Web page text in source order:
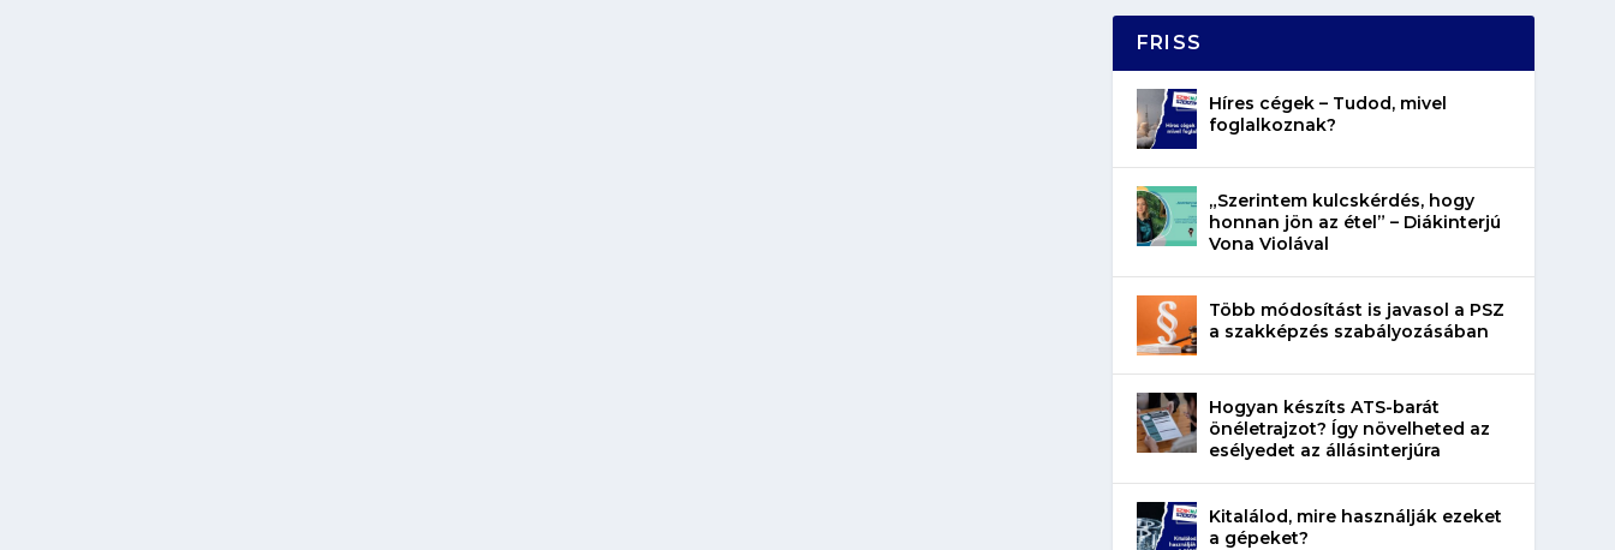
FRISS
Híres cégek – Tudod, mivel
foglalkoznak?
„Szerintem kulcskérdés, hogy
honnan jön az étel” – Diákinterjú
Vona Violával
Több módosítást is javasol a PSZ
a szakképzés szabályozásában
Hogyan készíts ATS-barát
önéletrajzot? Így növelheted az
esélyedet az állásinterjúra
Kitalálod, mire használják ezeket
a gépeket?